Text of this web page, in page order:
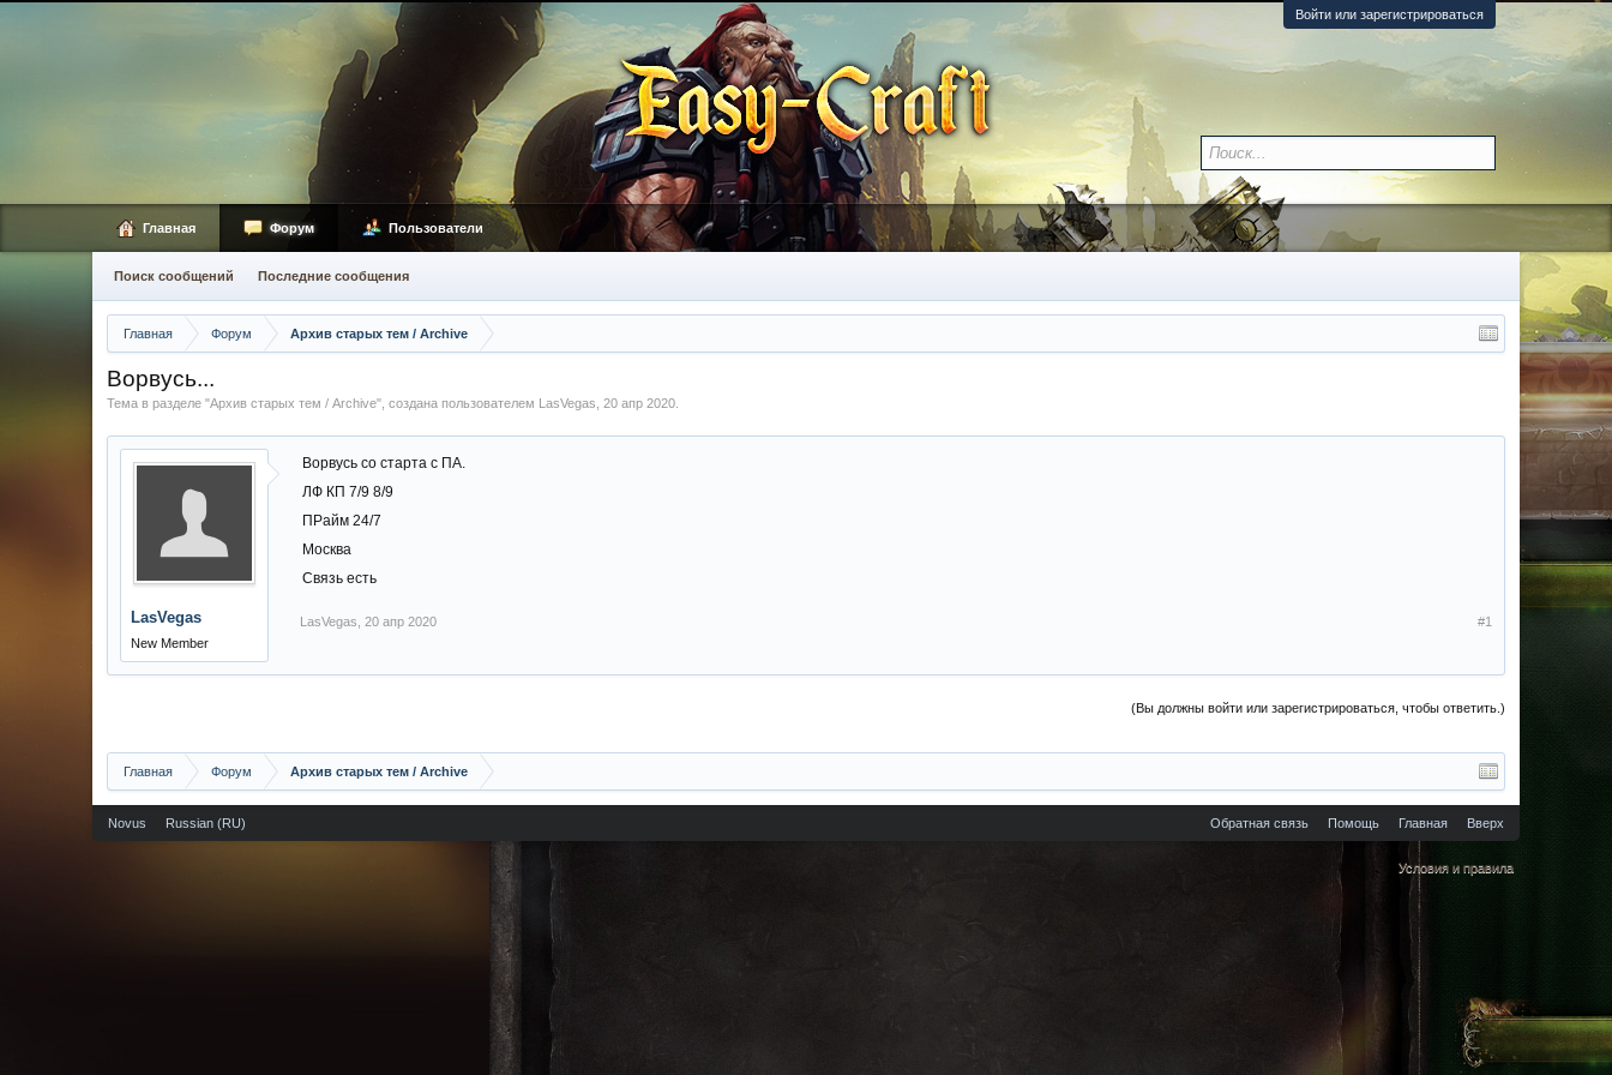
Войти или зарегистрироваться
Главная Форум Архив старых тем / Archive
Ворвусь...
Тема в разделе "Архив старых тем / Archive", создана пользователем LasVegas 20 апр 2020
LasVegas
New Member
Ворвусь со старта с ПА.
ЛФ КП 7/9 8/9
ПРайм 24/7
Москва
Связь есть
LasVegas 20 апр 2020 #1
(Вы должны войти или зарегистрироваться, чтобы ответить.)
Главная Форум Архив старых тем / Archive
Главная Форум
Поиск сообщений Последние сообщения
Пользователи
Novus Russian (RU) Обратная связь Помощь Главная Вверх
Условия и правила